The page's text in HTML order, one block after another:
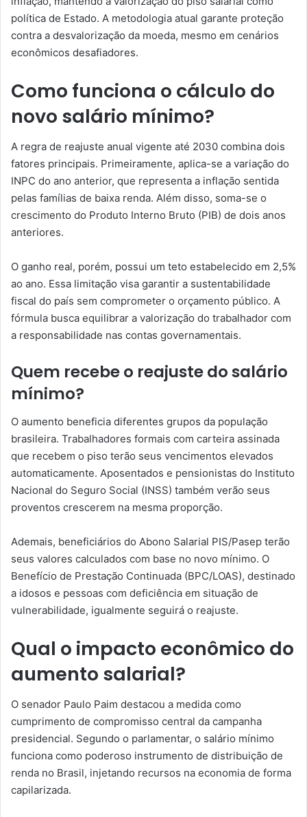
política de Estado. A metodologia atual garante proteção
contra a desvalorização da moeda, mesmo em cenários
econômicos desafiadores.
Como funciona o cálculo do
novo salário mínimo?
A regra de reajuste anual vigente até 2030 combina dois
fatores principais. Primeiramente, aplica-se a variação do
INPC do ano anterior, que representa a inflação sentida
pelas famílias de baixa renda. Além disso, soma-se o
crescimento do Produto Interno Bruto (PIB) de dois anos
anteriores.
O ganho real, porém, possui um teto estabelecido em 2,5%
ao ano. Essa limitação visa garantir a sustentabilidade
fiscal do país sem comprometer o orçamento público. A
fórmula busca equilibrar a valorização do trabalhador com
a responsabilidade nas contas governamentais.
Quem recebe o reajuste do salário
mínimo?
O aumento beneficia diferentes grupos da população
brasileira. Trabalhadores formais com carteira assinada
que recebem o piso terão seus vencimentos elevados
automaticamente. Aposentados e pensionistas do Instituto
Nacional do Seguro Social (INSS) também verão seus
proventos crescerem na mesma proporção.
Ademais, beneficiários do Abono Salarial PIS/Pasep terão
seus valores calculados com base no novo mínimo. O
Benefício de Prestação Continuada (BPC/LOAS), destinado
a idosos e pessoas com deficiência em situação de
vulnerabilidade, igualmente seguirá o reajuste.
Qual o impacto econômico do
aumento salarial?
O senador Paulo Paim destacou a medida como
cumprimento de compromisso central da campanha
presidencial. Segundo o parlamentar, o salário mínimo
funciona como poderoso instrumento de distribuição de
renda no Brasil, injetando recursos na economia de forma
capilarizada.